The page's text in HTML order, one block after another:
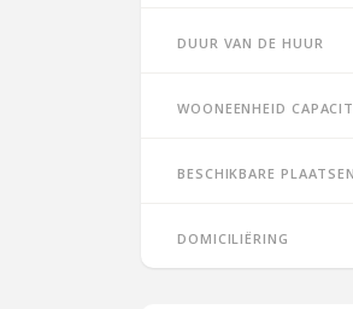
Duur van de huur
Wooneenheid
Beschikbare plaatsen
Domiciliëring